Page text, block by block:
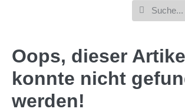
Oops, dieser
konnte nicht
werden!